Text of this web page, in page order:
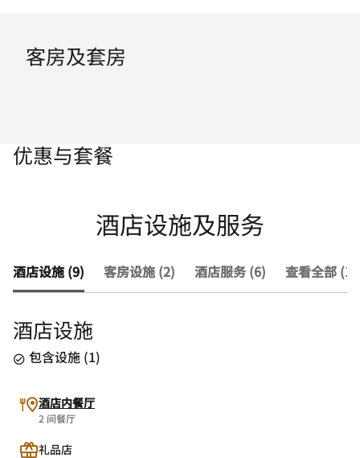
客房及套房
优惠与套餐
酒店设施及服务
酒店设施 (9) 客房设施 (2) 酒店服务 (6) 查看全部
酒店设施
包含设施 (1)
酒店内餐厅
2 间餐厅
礼品店